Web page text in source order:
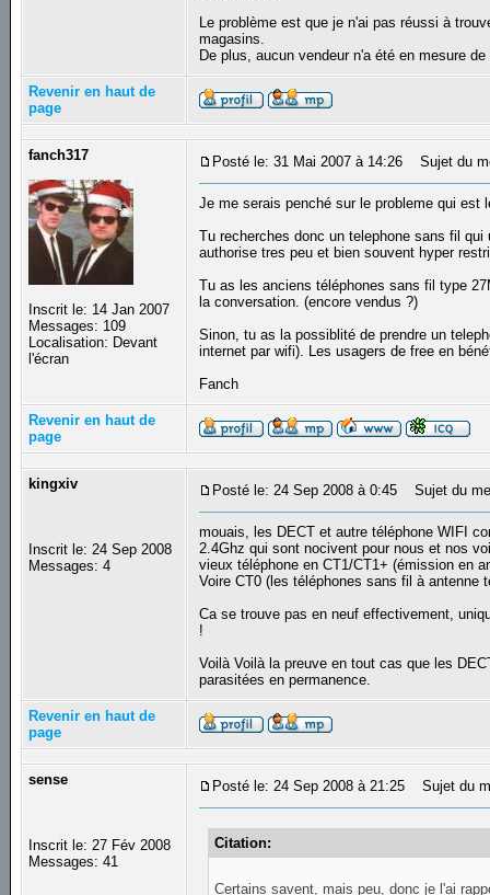
Le problème est que je n'ai pas réussi à
magasins.
De plus, aucun vendeur n'a été en mesure
Revenir en haut de
page
fanch317
Inscrit le: 14 Jan 2007
Messages: 109
Localisation: Devant
l'écran
Posté le: 31 Mai 2007 à 14:26 Sujet du
Je me serais penché sur le probleme qui est
Tu recherches donc un telephone sans fil
authorise tres peu et bien souvent hyper
Tu as les anciens téléphones sans fil type
la conversation. (encore vendus ?)
Sinon, tu as la possiblité de prendre un
internet par wifi). Les usagers de free en
Fanch
Revenir en haut de
page
kingxiv
Inscrit le: 24 Sep 2008
Messages: 4
Posté le: 24 Sep 2008 à 0:45 Sujet du
mouais, les DECT et autre téléphone WIFI
2.4Ghz qui sont nocivent pour nous et nos
vieux téléphone en CT1/CT1+ (émission en
Voire CT0 (les téléphones sans fil à
Ca se trouve pas en neuf effectivement,
!
Voilà Voilà la preuve en tout cas que les
parasitées en permanence.
Revenir en haut de
page
sense
Inscrit le: 27 Fév 2008
Messages: 41
Posté le: 24 Sep 2008 à 21:25 Sujet du
Citation:
Certains savent, mais peu, donc je l'ai